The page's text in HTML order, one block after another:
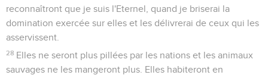
reconnaîtront que je suis l'Eternel, quand je briserai la
domination exercée sur elles et les délivrerai de ceux qui les
asservissent.
28 Elles ne seront plus pillées par les nations et les animaux
sauvages ne les mangeront plus. Elles habiteront en